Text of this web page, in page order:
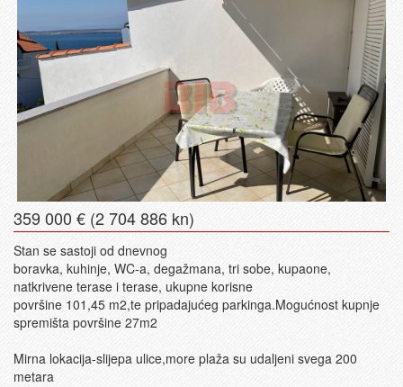
359 000 € (2 704 886 kn)
Stan se sastoji od dnevnog
boravka, kuhinje, WC-a, degažmana, tri sobe, kupaone,
natkrivene terase i terase, ukupne korisne
površine 101,45 m2,te pripadajućeg parkinga.Mogućnost kupnje
spremišta površine 27m2
Mirna lokacija-slijepa ulice,more plaža su udaljeni svega 200
metara